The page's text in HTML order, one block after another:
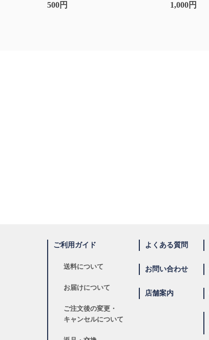
500円
1,000円
ご利用ガイド
送料について
お届けについて
ご注文後の変更・
キャンセルについて
よくある質問
お問い合わせ
店舗案内